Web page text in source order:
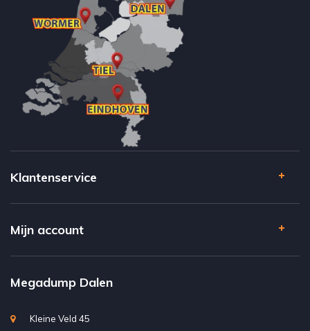
Klantenservice
Mijn account
Megadump Dalen
Kleine Veld 45